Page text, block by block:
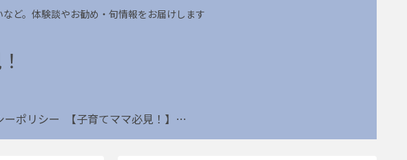
ど。体験談やお勧め・旬情報をお届けします
ーポリシー 【子育てママ必見！】姑ネタ・節約・部活トラブルなどの連載一覧はこちら